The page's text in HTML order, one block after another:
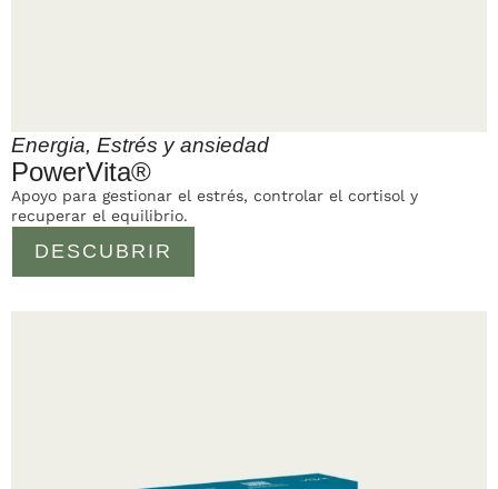
Energia, Estrés y ansiedad
PowerVita®
DESCUBRIR
Apoyo para gestionar el estrés, controlar el cortisol y
recuperar el equilibrio.